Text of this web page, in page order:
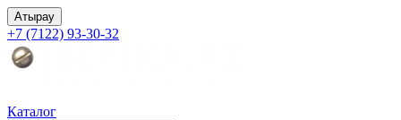
Атырау
+7 (7122) 93-30-32
Каталог